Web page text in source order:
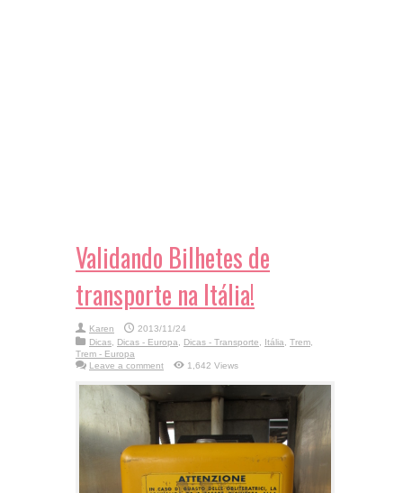
Validando Bilhetes de
transporte na Itália!
Karen
2013/11/24
Dicas, Dicas - Europa, Dicas - Transporte, Itália, Trem,
Trem - Europa
Leave a comment
1,642 Views